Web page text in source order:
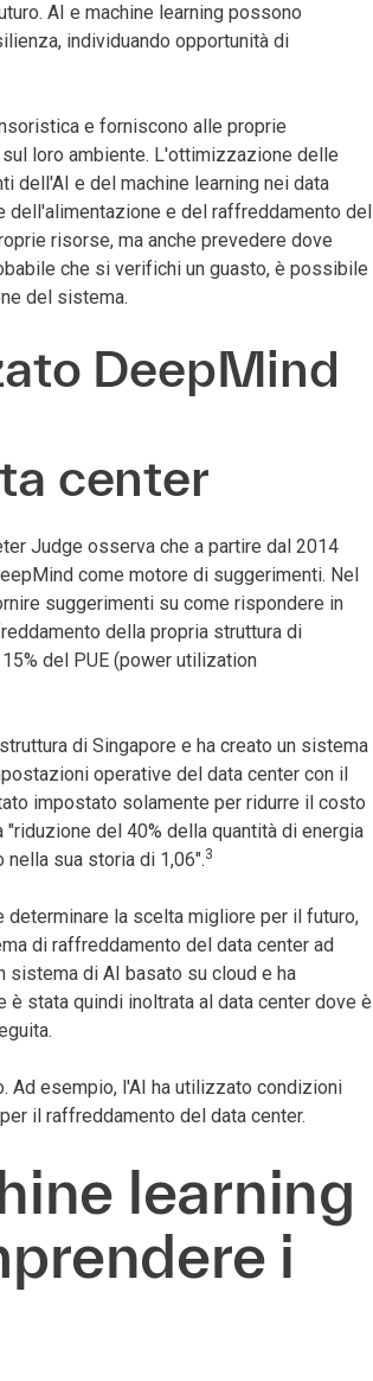
AI e machine learning possono
individuando opportunità di
e forniscono alle proprie
loro ambiente. L'ottimizzazione delle
dell'AI e del machine learning nei data
dell'alimentazione e del raffreddamento del
risorse, ma anche prevedere dove
che si verifichi un guasto, è possibile
del sistema.
DeepMind
center
Judge osserva che a partire dal 2014
come motore di suggerimenti. Nel
suggerimenti su come rispondere in
della propria struttura di
del PUE (power utilization
di Singapore e ha creato un sistema
operative del data center con il
impostato solamente per ridurre il costo
del 40% della quantità di energia
sua storia di 1,06".3
la scelta migliore per il futuro,
di raffreddamento del data center ad
sistema di AI basato su cloud e ha
stata quindi inoltrata al data center dove è
Ad esempio, l'AI ha utilizzato condizioni
il raffreddamento del data center.
learning
i